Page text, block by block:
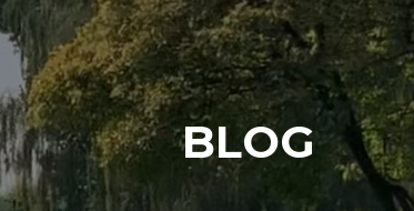
BLOG